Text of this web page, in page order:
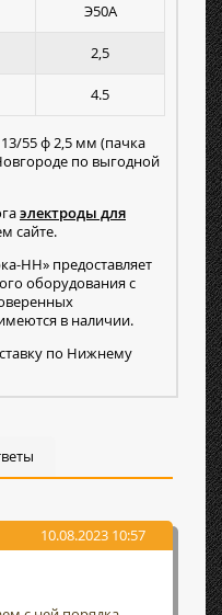
Э50А
2,5
4.5
55 ф 2,5 мм (пачка
по выгодной
электроды для
сайте.
НН» предоставляет
оборудования с
в наличии.
по Нижнему
10.08.2023 10:57